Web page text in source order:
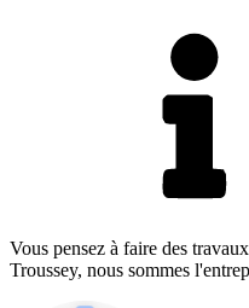
Vous pensez à faire des
Troussey, nous sommes